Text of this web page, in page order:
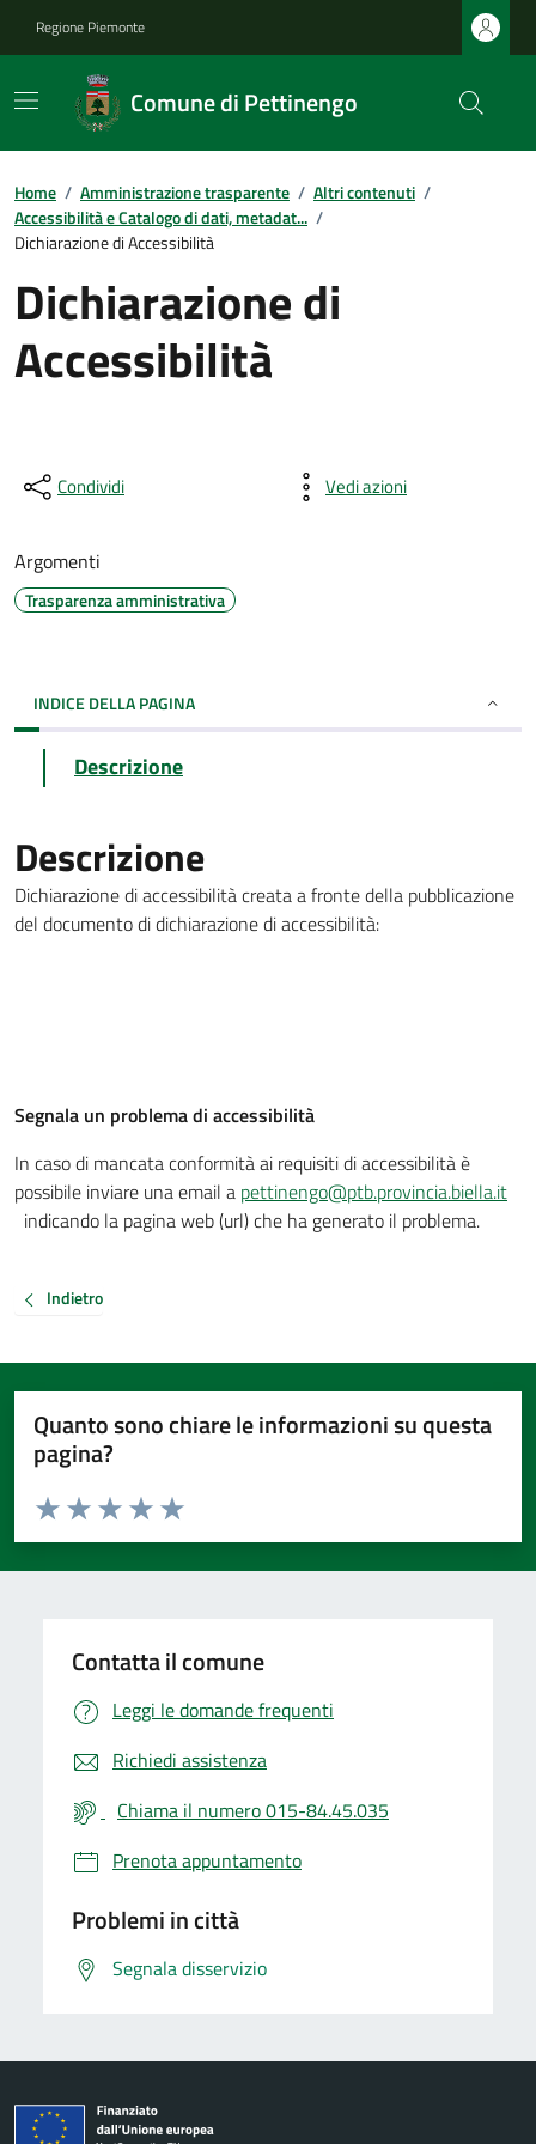
Regione Piemonte
Comune di Pettinengo
Home / Amministrazione trasparente / Altri contenuti /
Accessibilità e Catalogo di dati, metadat... /
Dichiarazione di Accessibilità
Dichiarazione di
Accessibilità
Condividi Vedi azioni
Argomenti
Trasparenza amministrativa
INDICE DELLA PAGINA
Descrizione
Descrizione
Dichiarazione di accessibilità creata a fronte della pubblicazione
del documento di dichiarazione di accessibilità:
Segnala un problema di accessibilità
In caso di mancata conformità ai requisiti di accessibilità è
possibile inviare una email a pettinengo@ptb.provincia.biella.it
indicando la pagina web (url) che ha generato il problema.
Indietro
Quanto sono chiare le informazioni su questa
pagina?
Valuta da 1 a 5 stelle la pagina
Valuta 5 stelle su 5
Valuta 4 stelle su 5
Valuta 3 stelle su 5
Valuta 2 stelle su 5
Valuta 1 stelle su 5
Contatta il comune
Leggi le domande frequenti
Richiedi assistenza
Chiama il numero 015-84.45.035
Prenota appuntamento
Problemi in città
Segnala disservizio